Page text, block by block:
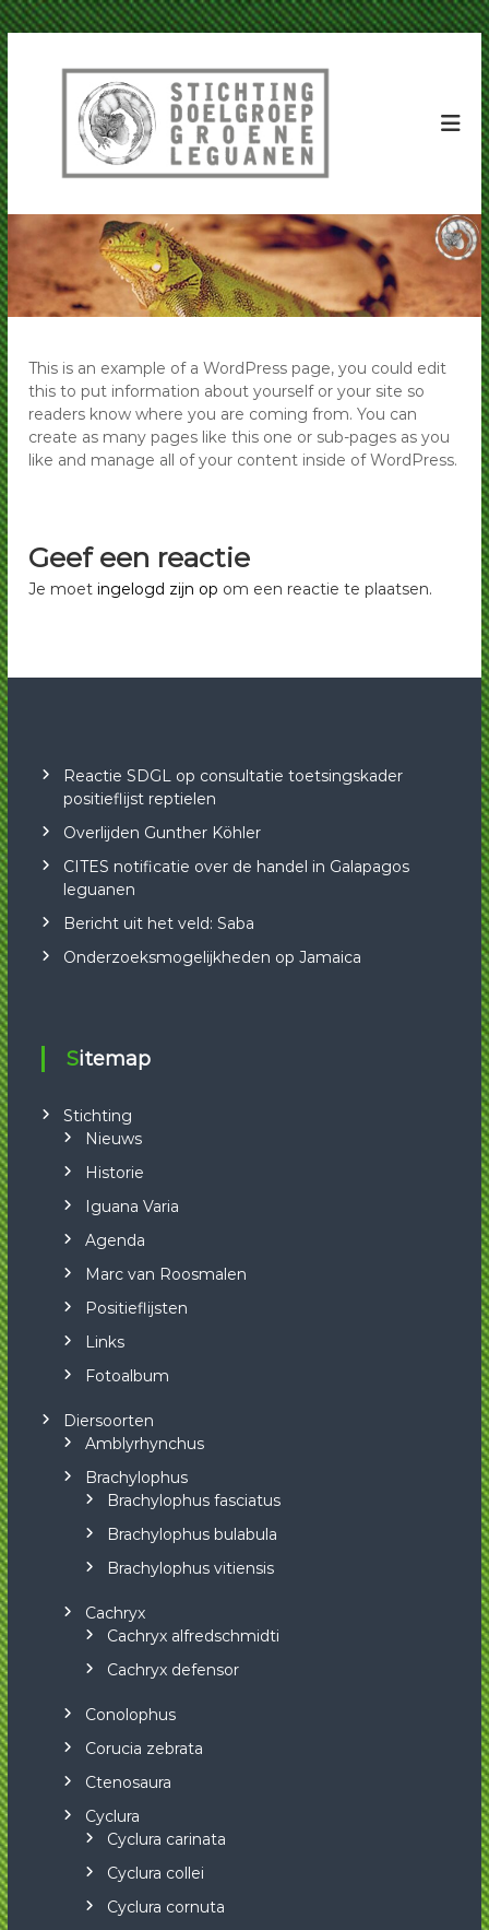
G
a
n
a
a
r
d
e
i
n
h
o
u
d
i
n
g
D
l
g
r
o
o
u
n
h
t
i
n
g
e
l
g
r
o
n
g
n
This is an example of a WordPress page, you could edit
this to put information about yourself or your site so
readers know where you are coming from. You can
create as many pages like this one or sub-pages as you
like and manage all of your content inside of WordPress.
Geef een reactie
Je moetingelogd zijn op om een reactie te plaatsen.
Reactie SDGL op consultatie toetsingskader
positieflijst reptielen
Overlijden Gunther Köhler
CITES notificatie over de handel in Galapagos
leguanen
Bericht uit het veld: Saba
Onderzoeksmogelijkheden op Jamaica
Sitemap
Stichting
Nieuws
Historie
Iguana Varia
Agenda
Marc van Roosmalen
Positieflijsten
Links
Fotoalbum
Diersoorten
Amblyrhynchus
Brachylophus
Brachylophus fasciatus
Brachylophus bulabula
Brachylophus vitiensis
Cachryx
Cachryx alfredschmidti
Cachryx defensor
Conolophus
Corucia zebrata
Ctenosaura
Cyclura
Cyclura carinata
Cyclura collei
Cyclura cornuta